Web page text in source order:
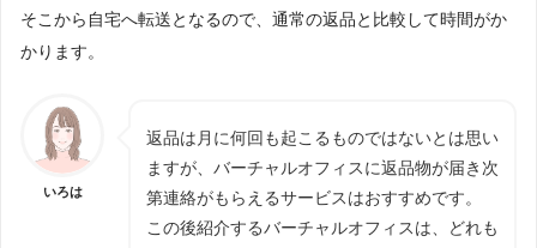
そこから自宅へ転送となるので、通常の返品と比較して時間がか
かります。
いろは
返品は月に何回も起こるものではないとは思い
ますが、バーチャルオフィスに返品物が届き次
第連絡がもらえるサービスはおすすめです。
この後紹介するバーチャルオフィスは、どれも